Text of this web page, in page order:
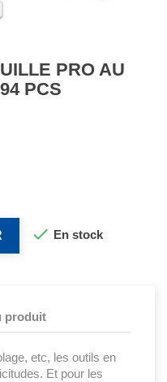
PRO AU
PCS
 En stock
produit
etc, les outils en
Et pour les